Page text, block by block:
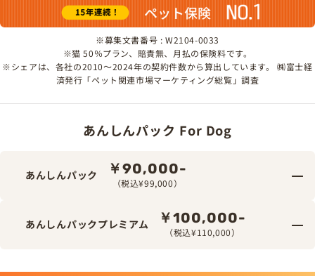
※募集文書番号 : W2104-0033
※猫 50％プラン、賠責無、月払の保険料です。
※シェアは、各社の2010～2024年の契約件数から算出しています。 ㈱富士経
済発行「ペット関連市場マーケティング総覧」調査
あんしんパック For Dog
あんしんパック ￥90,000-
（税込¥99,000）
あんしんパックプレミアム ￥100,000-
（税込¥110,000）